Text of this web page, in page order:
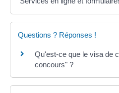
Questions ? Réponses !
Qu'est-ce que le visa de
concours" ?